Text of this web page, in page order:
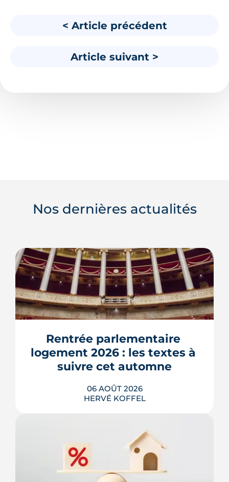
< Article précédent
Article suivant >
Nos dernières actualités
Rentrée parlementaire
logement 2026 : les textes à
suivre cet automne
06 AOÛT 2026
HERVÉ KOFFEL
Après un printemps d'annonces,
l'automne 2026 sera l'heure de vérité
pour le logement. Trois dossiers